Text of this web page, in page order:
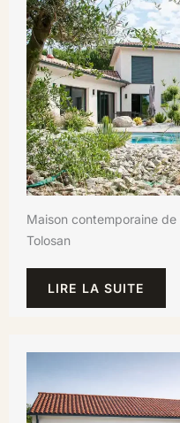
Maison contemporaine
Tolosan
LIRE LA SUITE